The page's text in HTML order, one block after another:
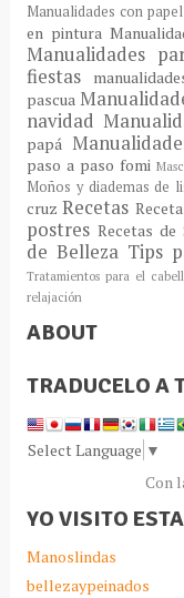
Manualidades con papel
en pintura
Manualidades
fiestas
pascua
navidad
papá
paso a paso fomi
Moños y diademas de
cruzRecetas
postres Recetas
de Belleza Tips
Tratamientos para el
relajación
ABOUT
TRADUCELO A
Select Language ▼
Con
YO VISITO
Manoslindas
bellezaypeinados